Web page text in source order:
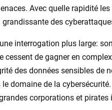
Avec quelle rapidité
des
interrogation plus large:
cessent de gagner en
des données sensibles de
domaine de la
corporations et